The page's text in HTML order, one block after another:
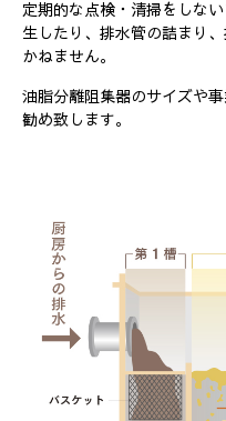
定期的な点検・清掃をしな
生したり、排水管の詰まり
かねません。
油脂分離阻集器のサイズや
勧め致します。